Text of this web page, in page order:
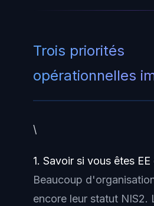
Trois priorités
opérationnelles
\
1. Savoir si vous êtes EE
Beaucoup
encore leur statut NIS2.